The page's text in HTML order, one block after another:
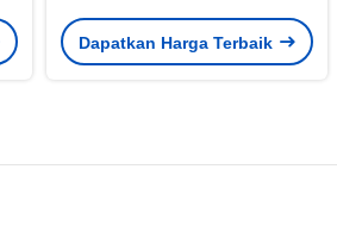
Plastik Crates untuk mudah
perakitan
Dapatkan Harga Terbaik